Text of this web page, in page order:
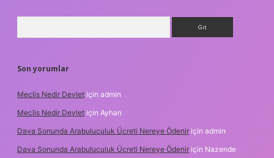
Son yorumlar
Meclis Nedir Devlet için admin
Meclis Nedir Devlet için Ayhan
Dava Sonunda Arabuluculuk Ücreti Nereye Ödenir için admin
Dava Sonunda Arabuluculuk Ücreti Nereye Ödenir için Nazende